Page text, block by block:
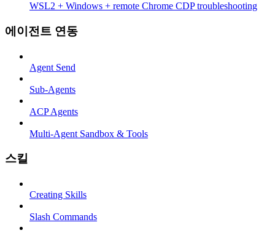
WSL2 + Windows + remote Chrome CDP troubleshooting
에이전트 연동
Agent Send
Sub-Agents
ACP Agents
Multi-Agent Sandbox & Tools
스킬
Creating Skills
Slash Commands